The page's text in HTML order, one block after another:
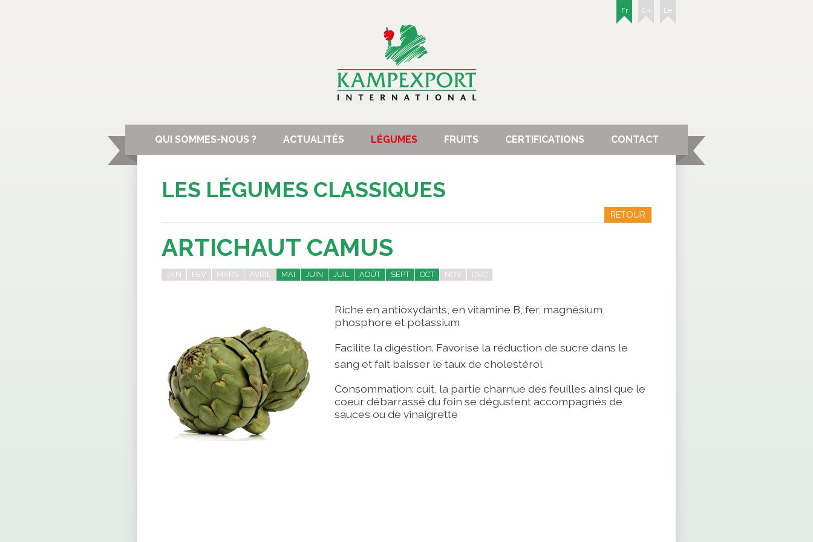
De
En
Fr
QUI SOMMES-NOUS ? ACTUALITÉS LÉGUMES FRUITS CERTIFICATIONS CONTACT
LES LÉGUMES CLASSIQUES
RETOUR
ARTICHAUT CAMUS
JAN FEV MARS AVRIL MAI JUIN JUIL AOÛT SEPT OCT NOV DEC
Riche en antioxydants, en vitamine B, fer, magnésium,
phosphore et potassium
Facilite la digestion. Favorise la réduction de sucre dans le
sang et fait baisser le taux de cholestérol
Consommation: cuit, la partie charnue des feuilles ainsi que le
coeur débarrassé du foin se dégustent accompagnés de
sauces ou de vinaigrette